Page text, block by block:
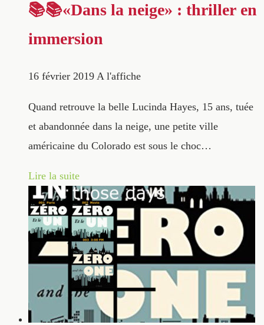
📚📚«Dans la neige» : thriller en
immersion
16 février 2019 A l'affiche
Quand retrouve la belle Lucinda Hayes, 15 ans, tuée
et abandonnée dans la neige, une petite ville
américaine du Colorado est sous le choc…
Lire la suite